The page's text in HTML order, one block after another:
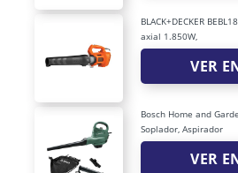
BLACK+DECKER
axial 1.850W,
VER
Bosch Home and
Soplador, Aspirador
VER